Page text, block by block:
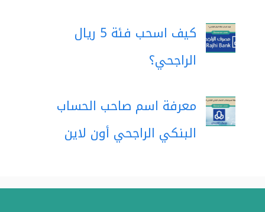
كيف اسحب فئة 5 ريال
الراجحي؟
معرفة اسم صاحب الحساب
البنكي الراجحي أون لاين